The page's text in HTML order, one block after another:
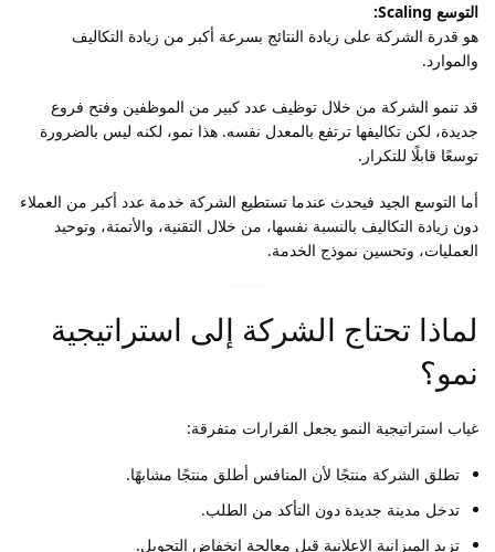
التوسع Scaling:
هو قدرة الشركة على زيادة النتائج بسرعة أكبر من زيادة التكاليف
والموارد.
قد تنمو الشركة من خلال توظيف عدد كبير من الموظفين وفتح فروع
جديدة، لكن تكاليفها ترتفع بالمعدل نفسه. هذا نمو، لكنه ليس بالضرورة
توسعًا قابلًا للتكرار.
أما التوسع الجيد فيحدث عندما تستطيع الشركة خدمة عدد أكبر من العملاء
دون زيادة التكاليف بالنسبة نفسها، من خلال التقنية، والأتمتة، وتوحيد
العمليات، وتحسين نموذج الخدمة.
لماذا تحتاج الشركة إلى استراتيجية
نمو؟
غياب استراتيجية النمو يجعل القرارات متفرقة:
تطلق الشركة منتجًا لأن المنافس أطلق منتجًا مشابهًا.
تدخل مدينة جديدة دون التأكد من الطلب.
تزيد الميزانية الإعلانية قبل معالجة انخفاض التحويل.